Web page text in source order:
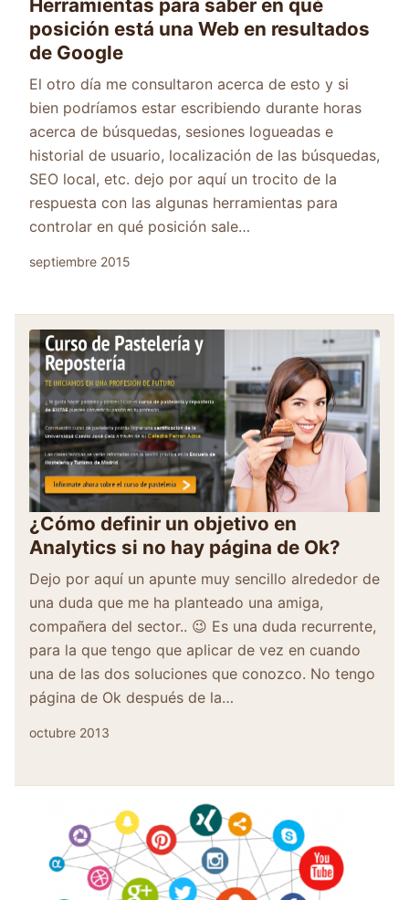
Herramientas para saber en qué
posición está una Web en resultados
de Google
El otro día me consultaron acerca de esto y si
bien podríamos estar escribiendo durante horas
acerca de búsquedas, sesiones logueadas e
historial de usuario, localización de las búsquedas,
SEO local, etc. dejo por aquí un trocito de la
respuesta con las algunas herramientas para
controlar en qué posición sale…
septiembre 2015
¿Cómo definir un objetivo en
Analytics si no hay página de Ok?
Dejo por aquí un apunte muy sencillo alrededor de
una duda que me ha planteado una amiga,
compañera del sector.. 😉 Es una duda recurrente,
para la que tengo que aplicar de vez en cuando
una de las dos soluciones que conozco. No tengo
página de Ok después de la…
octubre 2013